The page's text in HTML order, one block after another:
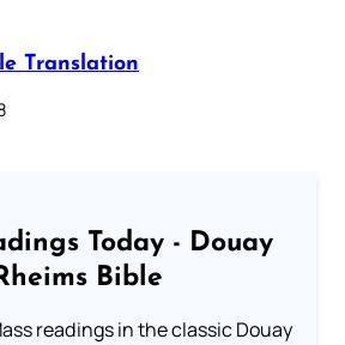
Translation
Today - Douay
Bible
readings in the classic Douay